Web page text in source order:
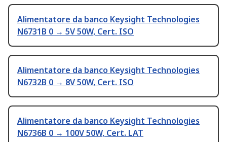
Alimentatore da banco Keysight Technologies
N6731B 0 → 5V 50W, Cert. ISO
Alimentatore da banco Keysight Technologies
N6732B 0 → 8V 50W, Cert. ISO
Alimentatore da banco Keysight Technologies
N6736B 0 → 100V 50W, Cert. LAT